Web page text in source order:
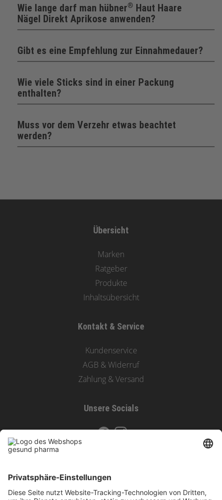
Wie lange darf man hübner® Haut Haare
Nägel Direkt Aprikose anwenden?
Gibt es eine Empfehlung zur Einnahmedauer?
Wie viele Sticks sind in einer Packung
enthalten?
Muss vor dem Verzehr etwas beachtet
werden?
Übersicht
Marken
Ratgeber
Produkte
Inhaltsübersicht
Kontakt & Service
Kundenservice
AGB & Widerruf
Zahlung & Versand
Unsere Socials